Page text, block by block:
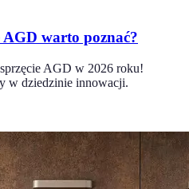
warto poznać?
AGD w 2026 roku!
w dziedzinie innowacji.